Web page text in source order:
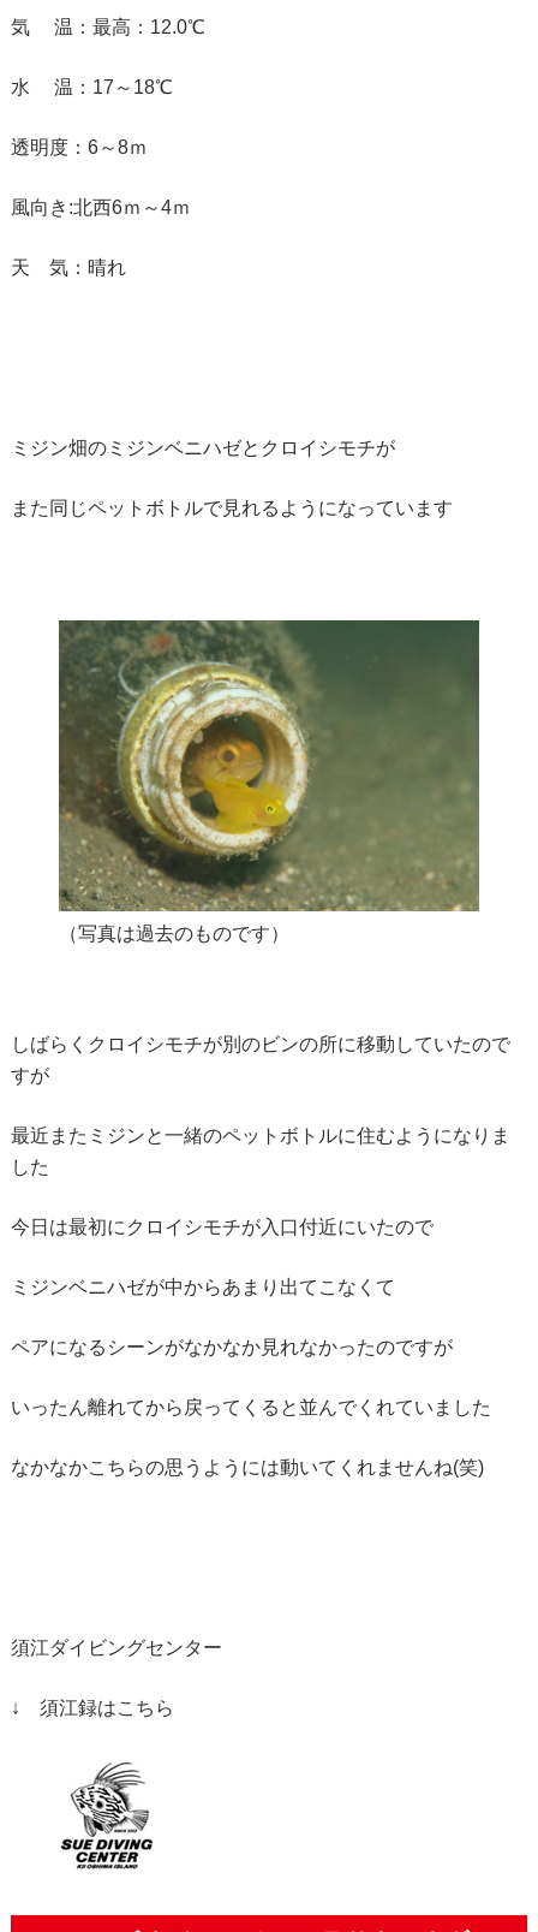
気 温：最高：12.0℃
水 温：17～18℃
透明度：6～8ｍ
風向き:北西6ｍ～4ｍ
天 気：晴れ
ミジン畑のミジンベニハゼとクロイシモチが
また同じペットボトルで見れるようになっています
（写真は過去のものです）
しばらくクロイシモチが別のビンの所に移動していたので
すが
最近またミジンと一緒のペットボトルに住むようになりま
した
今日は最初にクロイシモチが入口付近にいたので
ミジンベニハゼが中からあまり出てこなくて
ペアになるシーンがなかなか見れなかったのですが
いったん離れてから戻ってくると並んでくれていました
なかなかこちらの思うようには動いてくれませんね(笑)
須江ダイビングセンター
↓ 須江録はこちら